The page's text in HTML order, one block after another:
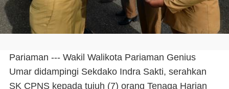
Pariaman --- Wakil Walikota Pariaman Genius
Umar didampingi Sekdako Indra Sakti, serahkan
SK CPNS kepada tujuh (7) orang Tenaga Harian